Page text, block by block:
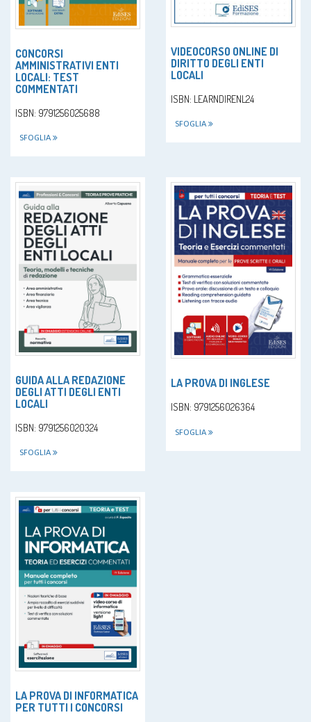
CONCORSI
AMMINISTRATIVI ENTI
LOCALI: TEST
COMMENTATI
ISBN: 9791256025688
SFOGLIA
VIDEOCORSO ONLINE DI
DIRITTO DEGLI ENTI
LOCALI
ISBN: LEARNDIRENL24
SFOGLIA
GUIDA ALLA REDAZIONE
DEGLI ATTI DEGLI ENTI
LOCALI
ISBN: 9791256020324
SFOGLIA
LA PROVA DI INGLESE
ISBN: 9791256026364
SFOGLIA
LA PROVA DI INFORMATICA
PER TUTTI I CONCORSI